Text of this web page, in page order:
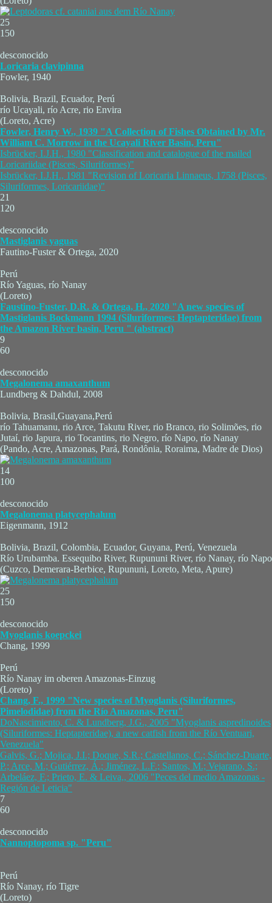
25
150
desconocido
Loricaria clavipinna
Fowler, 1940
Bolivia, Brazil, Ecuador, Perú
río Ucayali, río Acre, rio Envira
(Loreto, Acre)
Fowler, Henry W., 1939 "A Collection of Fishes Obtained by Mr.
William C. Morrow in the Ucayali River Basin, Peru"
Isbrücker, I.J.H., 1980 "Classification and catalogue of the mailed
Loricariidae (Pisces, Siluriformes)"
Isbrücker, I.J.H., 1981 "Revision of Loricaria Linnaeus, 1758 (Pisces,
Siluriformes, Loricariidae)"
21
120
desconocido
Mastiglanis yaguas
Fautino-Fuster & Ortega, 2020
Perú
Río Yaguas, río Nanay
(Loreto)
Faustino-Fuster, D.R. & Ortega, H., 2020 "A new species of
Mastiglanis Bockmann 1994 (Siluriformes: Heptapteridae) from
the Amazon River basin, Peru " (abstract)
9
60
desconocido
Megalonema amaxanthum
Lundberg & Dahdul, 2008
Bolivia, Brasil,Guayana,Perú
río Tahuamanu, rio Arce, Takutu River, rio Branco, rio Solimões, rio
Jutaí, rio Japura, rio Tocantins, rio Negro, río Napo, río Nanay
(Pando, Acre, Amazonas, Pará, Rondônia, Roraima, Madre de Dios)
14
100
desconocido
Megalonema platycephalum
Eigenmann, 1912
Bolivia, Brazil, Colombia, Ecuador, Guyana, Perú, Venezuela
Río Urubamba. Essequibo River, Rupununi River, río Nanay, río Napo
(Cuzco, Demerara-Berbice, Rupununi, Loreto, Meta, Apure)
25
150
desconocido
Myoglanis koepckei
Chang, 1999
Perú
Río Nanay im oberen Amazonas-Einzug
(Loreto)
Chang, F., 1999 "New species of Myoglanis (Siluriformes,
Pimelodidae) from the Río Amazonas, Peru"
DoNascimiento, C. & Lundberg, J.G., 2005 "Myoglanis aspredinoides
(Siluriformes: Heptapteridae), a new catfish from the Río Ventuari,
Venezuela"
Galvis, G.; Mojica, J.I.; Doque, S.R.; Castellanos, C.; Sánchez-Duarte,
P.; Arce, M.; Gutiérrez, Á.; Jiménez, L.F.; Santos, M.; Vejarano, S.;
Arbeláez, F.; Prieto, E. & Leiva,, 2006 "Peces del medio Amazonas -
Región de Leticia"
7
60
desconocido
Nannoptopoma sp. "Peru"
Perú
Río Nanay, río Tigre
(Loreto)